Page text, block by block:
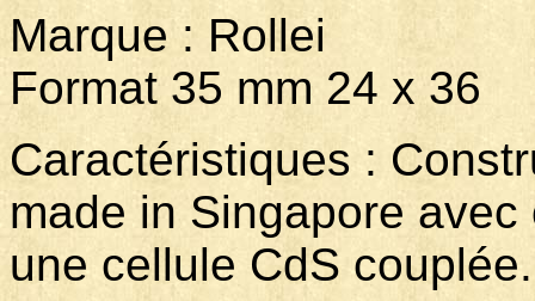
Marque :
Format 35 mm 24 x 36
Caractéristiques :
made in Singapore
une cellule CdS